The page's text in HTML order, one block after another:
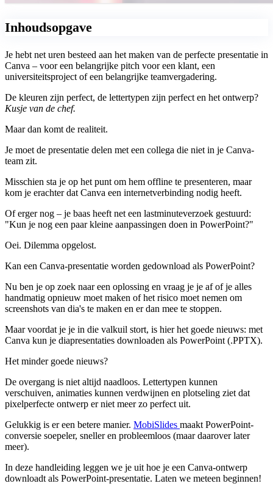
Inhoudsopgave
Je hebt net uren besteed aan het maken van de perfecte presentatie in
Canva – voor een belangrijke pitch voor een klant, een
universiteitsproject of een belangrijke teamvergadering.
De kleuren zijn perfect, de lettertypen zijn perfect en het ontwerp?
Kusje van de chef.
Maar dan komt de realiteit.
Je moet de presentatie delen met een collega die niet in je Canva-
team zit.
Misschien sta je op het punt om hem offline te presenteren, maar
kom je erachter dat Canva een internetverbinding nodig heeft.
Of erger nog – je baas heeft net een lastminuteverzoek gestuurd:
"Kun je nog een paar kleine aanpassingen doen in PowerPoint?"
Oei. Dilemma opgelost.
Kan een Canva-presentatie worden gedownload als PowerPoint?
Nu ben je op zoek naar een oplossing en vraag je je af of je alles
handmatig opnieuw moet maken of het risico moet nemen om
screenshots van dia's te maken en er dan mee te stoppen.
Maar voordat je je in die valkuil stort, is hier het goede nieuws: met
Canva kun je diapresentaties downloaden als PowerPoint (.PPTX).
Het minder goede nieuws?
De overgang is niet altijd naadloos. Lettertypen kunnen
verschuiven, animaties kunnen verdwijnen en plotseling ziet dat
pixelperfecte ontwerp er niet meer zo perfect uit.
Gelukkig is er een betere manier. MobiSlides maakt PowerPoint-
conversie soepeler, sneller en probleemloos (maar daarover later
meer).
In deze handleiding leggen we je uit hoe je een Canva-ontwerp
downloadt als PowerPoint-presentatie. Laten we meteen beginnen!